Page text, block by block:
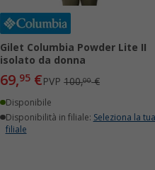
Gilet Columbia Powder Lite II
isolato da donna
69,95 €PVP100,00€
Disponibile
Disponibilità in filiale: Seleziona la tua
filiale